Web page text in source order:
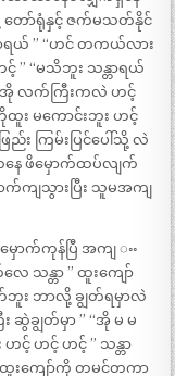
တော်ရုံနှင့် ဇက်မသတ်နိုင်
ရယ် ” “ဟင် တကယ်လား
” “မသိဘူး သန္တာရယ်
အို လက်ကြီးကလဲ ဟင့်
း မကောင်းဘူး ဟင့်
း ကြမ်းပြင်ပေါ်သို့ လဲ
နေ ဖိမှောက်ထပ်လျက်
က်ကျသွားပြီး သူမအကျ
ောက်ကုန်ပြီ အကျ ႌ
သန္တာ ” ထူးကျော်
တ်ဘူး ဘာလို့ ချွတ်ရမှာလဲ
ဆွဲချွတ်မှာ ” “အို မ မ
င့် ဟင့် ဟင့် ” သန္တာ
ထူးကျော်ကို တမင်တကာ